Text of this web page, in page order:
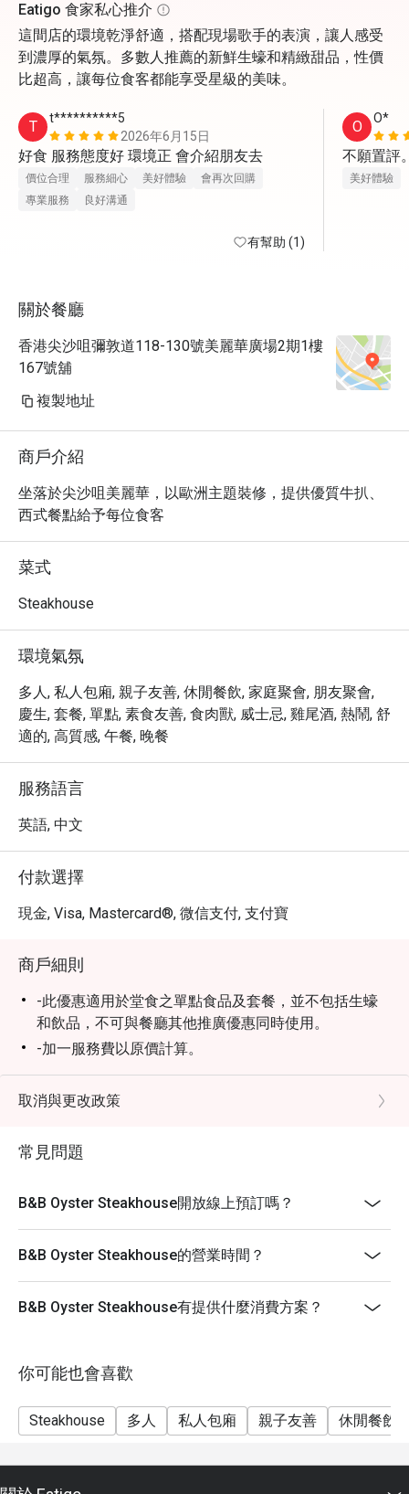
Eatigo 食家私心推介
這間店的環境乾淨舒適，搭配現場歌手的表演，讓人感受
到濃厚的氣氛。多數人推薦的新鮮生蠔和精緻甜品，性價
比超高，讓每位食客都能享受星級的美味。
T
t**********5
2026年6月15日
好食 服務態度好 環境正 會介紹朋友去
價位合理 服務細心 美好體驗
會再次回購
專業服務
良好溝通
有幫助 (1)
O O*
不願置評
美好體驗
關於餐廳
香港尖沙咀彌敦道118-130號美麗華廣場2期1樓
167號舖
複製地址
商戶介紹
坐落於尖沙咀美麗華，以歐洲主題裝修，提供優質牛扒、
西式餐點給予每位食客
菜式
Steakhouse
環境氣氛
多人, 私人包廂, 親子友善, 休閒餐飲, 家庭聚會, 朋友聚會,
慶生, 套餐, 單點, 素食友善, 食肉獸, 威士忌, 雞尾酒, 熱鬧, 舒
適的, 高質感, 午餐, 晚餐
服務語言
英語, 中文
付款選擇
現金, Visa, Mastercard®, 微信支付, 支付寶
商戶細則
-此優惠適用於堂食之單點食品及套餐，並不包括生蠔
和飲品，不可與餐廳其他推廣優惠同時使用。
-加一服務費以原價計算。
-就座前請先出示訂座確認通知。
-坐位要求要按照情況，B&B保留座位安排的權利。
-已訂座人士需在15分鐘內全員到齊方可享有折扣。
取消與更改政策
常見問題
B&B Oyster Steakhouse開放線上預訂嗎？
B&B Oyster Steakhouse的營業時間？
B&B Oyster Steakhouse有提供什麼消費方案？
你可能也會喜歡
Steakhouse 多人 私人包廂 親子友善 休閒餐飲